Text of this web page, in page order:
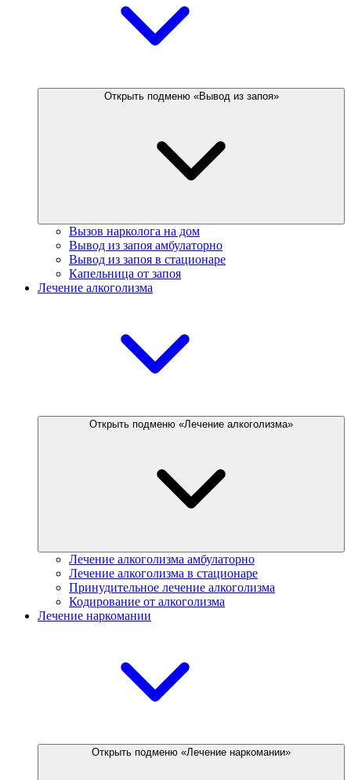
Открыть подменю «Вывод из запоя»
Вызов нарколога на дом
Вывод из запоя амбулаторно
Вывод из запоя в стационаре
Капельница от запоя
Лечение алкоголизма
Открыть подменю «Лечение алкоголизма»
Лечение алкоголизма амбулаторно
Лечение алкоголизма в стационаре
Принудительное лечение алкоголизма
Кодирование от алкоголизма
Лечение наркомании
Открыть подменю «Лечение наркомании»